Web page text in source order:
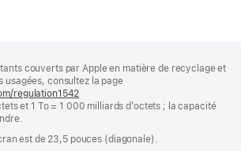
couverts par Apple en matière de recyclage et
usagées, consultez la page
regulation1542
dans
fenêtre)
et 1 To = 1 000 milliards d’octets ; la capacité
est de 23,5 pouces (diagonale).